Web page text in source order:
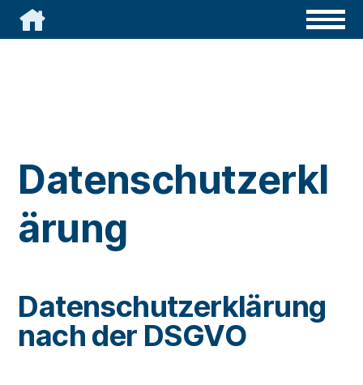

Datenschutzerkl
ärung
Datenschutzerklärung
nach der DSGVO